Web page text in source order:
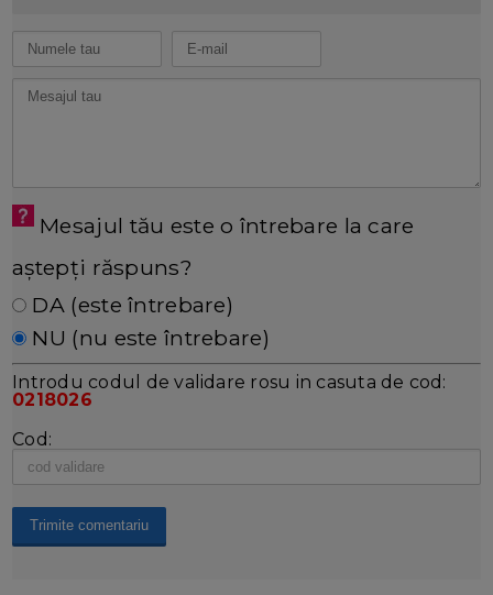
Mesajul tău este o întrebare la care
aștepți răspuns?
DA (este întrebare)
NU (nu este întrebare)
Introdu codul de validare rosu in casuta de cod:
0218026
Cod: